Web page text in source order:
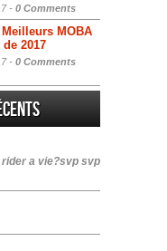
- 0 Comments
Meilleurs MOBA
2017
- 0 Comments
rider a vie?svp svp